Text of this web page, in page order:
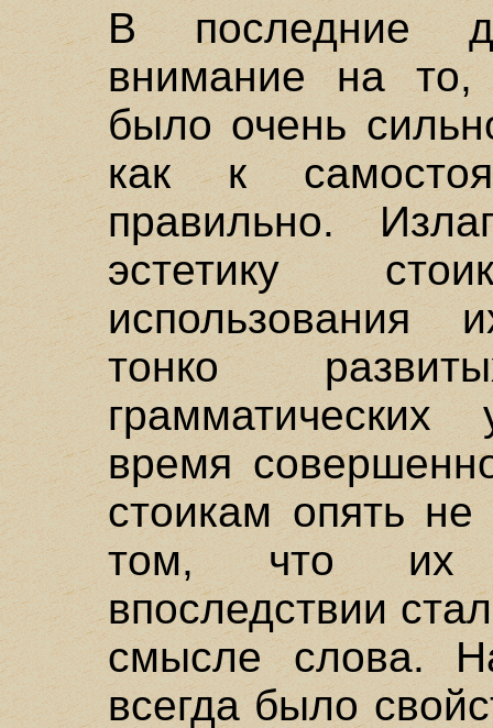
В последние
внимание на то,
было очень
как к
правильно.
эстетику
использования
тонко
время
стоикам опять
том, что их
впоследствии
смысле слова.
всегда было